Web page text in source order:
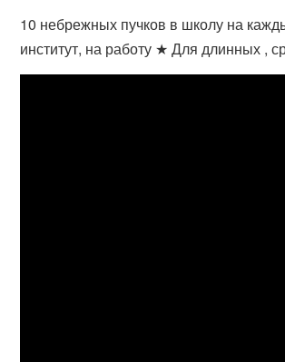
10 небрежных пучков в школу на
институт, на работу ★ Для длинных ,